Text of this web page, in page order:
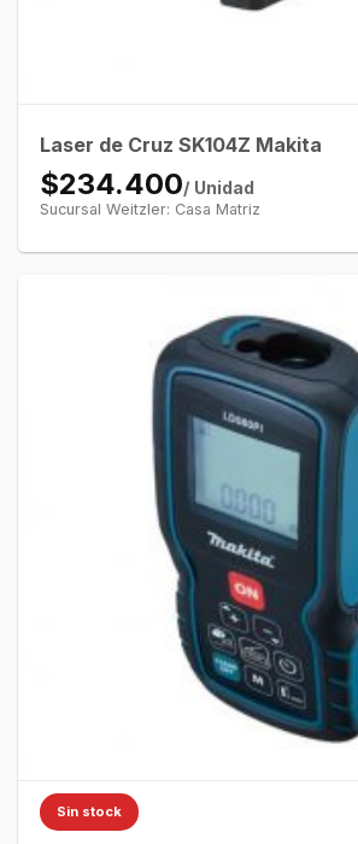
Laser de Cruz SK104Z Makita
$234.400/ Unidad
Sucursal Weitzler: Casa Matriz
Sin stock